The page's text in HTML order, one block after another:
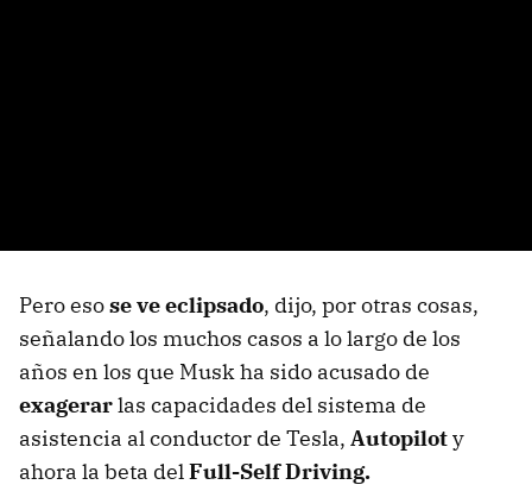
Pero esose ve eclipsado, dijo, por otras cosas,
señalando los muchos casos a lo largo de los
años en los que Musk ha sido acusado de
exagerarlas capacidades del sistema de
asistencia al conductor de Tesla, Autopiloty
ahora la beta delFull-Self Driving.